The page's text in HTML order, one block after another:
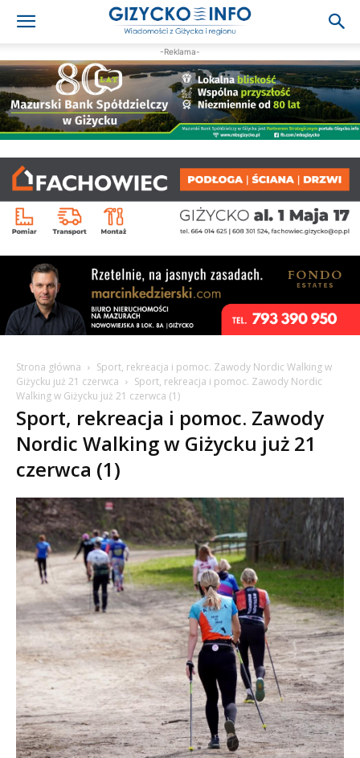
-Reklama-
Strona główna
Sport, rekreacja i pomoc. Zawody Nordic Walking w
Giżycku już 21 czerwca
Sport, rekreacja i pomoc. Zawody Nordic
Walking w Giżycku już 21 czerwca (1)
Sport, rekreacja i pomoc. Zawody
Nordic Walking w Giżycku już 21
czerwca (1)